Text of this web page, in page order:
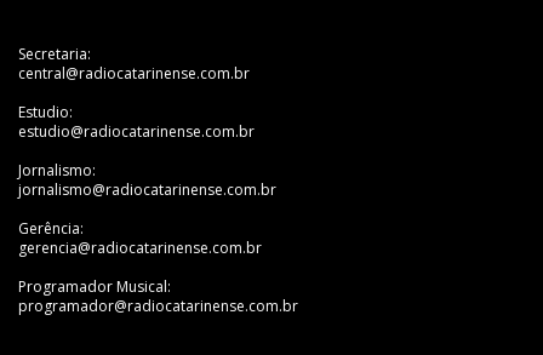
Secretaria:
central@radiocatarinense.com.br
Estudio:
estudio@radiocatarinense.com.br
Jornalismo:
jornalismo@radiocatarinense.com.br
Gerência:
gerencia@radiocatarinense.com.br
Programador Musical:
programador@radiocatarinense.com.br